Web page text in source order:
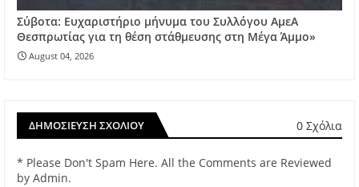
Σύβοτα: Ευχαριστήριο μήνυμα του Συλλόγου ΑμεΑ
Θεσπρωτίας για τη θέση στάθμευσης στη Μέγα Άμμο»
August 04, 2026
ΔΗΜΟΣΊΕΥΣΗ ΣΧΟΛΊΟΥ 0 Σχόλια
* Please Don't Spam Here. All the Comments are Reviewed
by Admin.